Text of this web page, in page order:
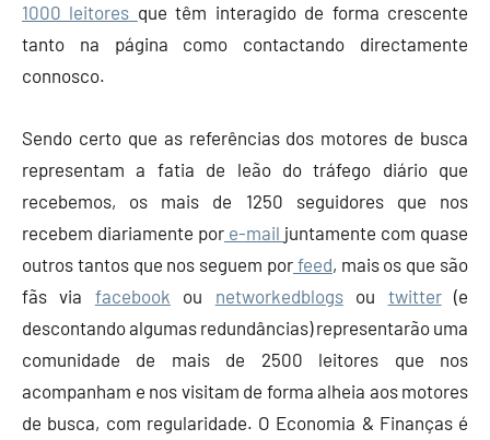
1000 leitores que têm interagido de forma crescente
tanto na página como contactando directamente
connosco.
Sendo certo que as referências dos motores de busca
representam a fatia de leão do tráfego diário que
recebemos, os mais de 1250 seguidores que nos
recebem diariamente por e-mail juntamente com quase
outros tantos que nos seguem por feed, mais os que são
fãs via facebook ou networkedblogsou twitter(e
descontando algumas redundâncias) representarão uma
comunidade de mais de 2500 leitores que nos
acompanham e nos visitam de forma alheia aos motores
de busca, com regularidade. O Economia & Finanças é